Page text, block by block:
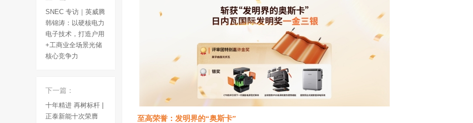
SNEC 专访｜英威腾
韩锦涛：以硬核电力
电子技术，打造户用
+工商业全场景光储
核心竞争力
下一篇：
十年精进 再树标杆 |
正泰新能十次荣膺
至高荣誉： 发明界的“奥斯卡”